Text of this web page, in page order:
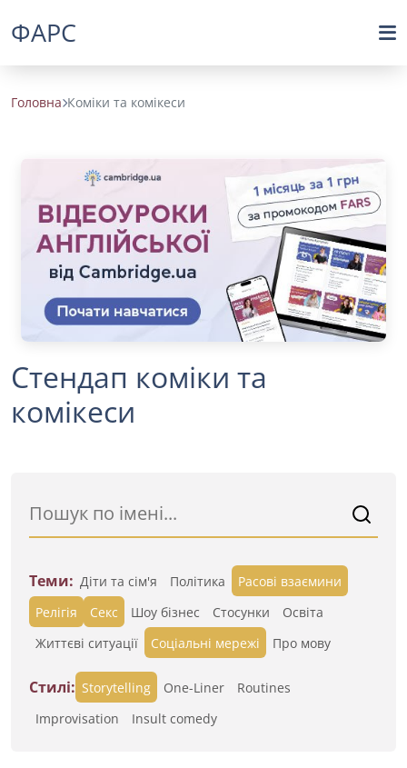
ФАРС
Головна Коміки та комікеси
Стендап коміки та
комікеси
Теми: Діти та сім'я Політика
Расові взаємини
Релігія
Секс Шоу бізнес Стосунки
Освіта
Життєві ситуації
Cоціальні мережі Про мову
Стилі: Storytelling One-Liner
Routines
Improvisation
Insult comedy